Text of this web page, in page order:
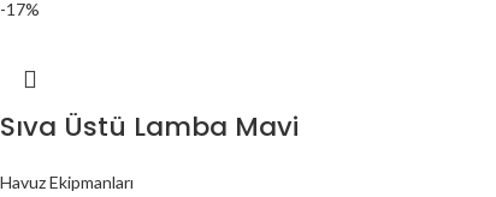
-17%
Sıva Üstü Lamba Mavi
Havuz Ekipmanları